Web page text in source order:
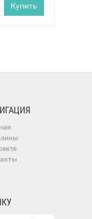
Купить